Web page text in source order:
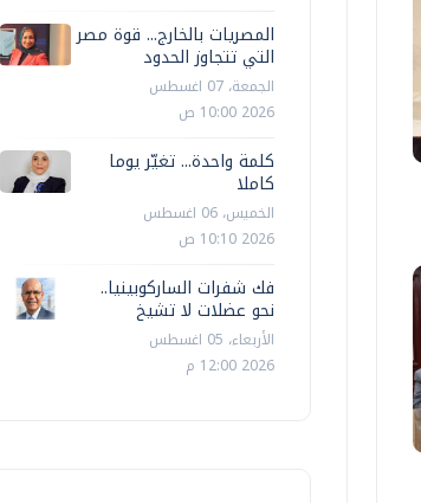
المصريات بالخارج... قوة مصر
التي تتجاوز الحدود
الجمعة، 07 اغسطس
2026 10:00 ص
كلمة واحدة... تغيّر يوما
كاملا
الخميس، 06 اغسطس
2026 10:10 ص
فك شفرات الساركوبينيا..
نحو عضلات لا تشيخ
الأربعاء، 05 اغسطس
2026 12:00 م